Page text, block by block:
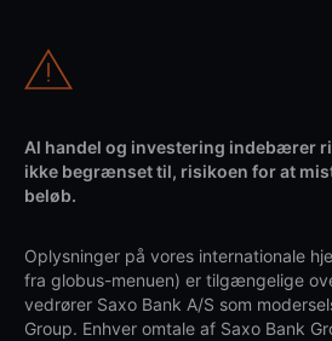
Al handel og investering indebærer
ikke begrænset til, risikoen for at
beløb.
Oplysninger på vores internationale
fra globus-menuen) er tilgængelige
vedrører Saxo Bank A/S som
Group. Enhver omtale af Saxo Bank